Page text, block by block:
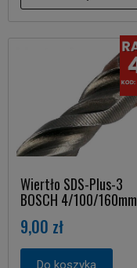
Wiertło SDS-Plus-3
BOSCH 4/100/160mm
9,00 zł
Do koszyka